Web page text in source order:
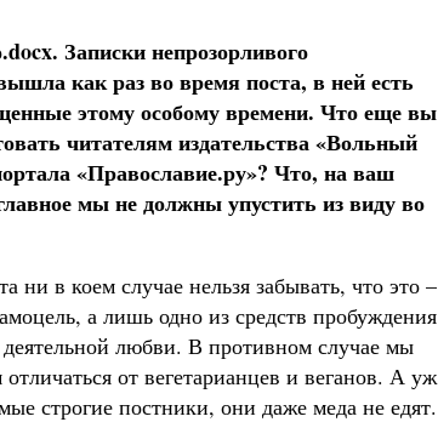
Записки непрозорливого
как раз во время поста, в ней есть
этому особому времени. Что еще вы
читателям издательства «Вольный
«Православие.ру»? Что, на ваш
мы не должны упустить из виду во
ни в коем случае нельзя забывать, что это –
а лишь одно из средств пробуждения
деятельной любви. В противном случае мы
от вегетарианцев и веганов. А уж
строгие постники, они даже меда не едят.